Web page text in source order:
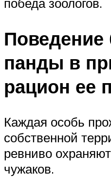
панды в
рацион ее
Каждая особь
собственной
ревниво
чужаков.